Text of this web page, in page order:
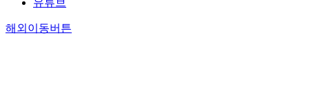
유튜브
해외이동버튼